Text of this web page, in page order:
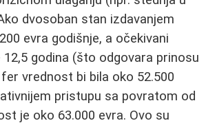
dvosoban stan izdavanjem
evra godišnje, a očekivani
godina (što odgovara prinosu
vrednost bi bila oko 52.500
pristupu sa povratom od
je oko 63.000 evra. Ovo su